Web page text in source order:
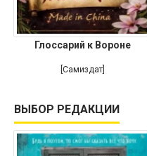
Глоссарий к Вороне
[Самиздат]
ВЫБОР РЕДАКЦИИ